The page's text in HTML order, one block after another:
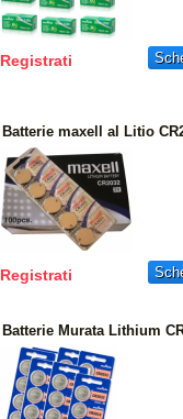
Registrati
Batterie maxell al Litio
Registrati
Batterie Murata Lithium